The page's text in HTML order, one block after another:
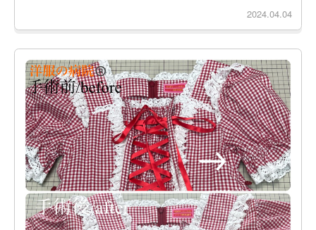
2024.04.04